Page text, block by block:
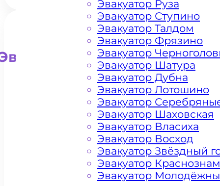
для
Эвакуатор Руза
Эвакуатор Ступино
Эвакуатор Талдом
Эвакуатор Фрязино
Эвакуатор
Эвакуатор Шатура
Эвакуатор Дубна
Эвакуатор Лотошино
Эвакуатор
Эвакуатор Шаховская
Эвакуатор Власиха
Эвакуатор Восход
Эвакуатор Звёздный
Эвакуатор
Эвакуатор